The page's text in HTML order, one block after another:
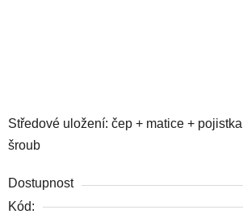
Středové uložení: čep + matice +
šroub
Dostupnost
Kód: